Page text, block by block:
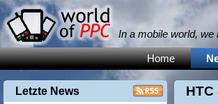
In a mobile world, we
Home
Letzte News